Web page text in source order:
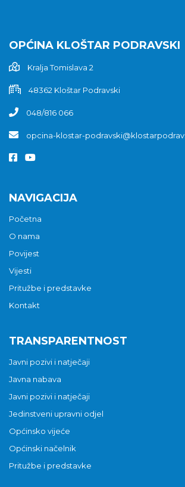
OPĆINA KLOŠTAR PODRAVSKI
Kralja Tomislava 2
48362 Kloštar Podravski
048/816 066
opcina-klostar-
NAVIGACIJA
Početna
O nama
Povijest
Vijesti
Pritužbe i predstavke
Kontakt
TRANSPARENTNOST
Javni pozivi i natječaji
Javna nabava
Javni pozivi i natječaji
Jedinstveni upravni odjel
Općinsko vijeće
Općinski načelnik
Pritužbe i predstavke